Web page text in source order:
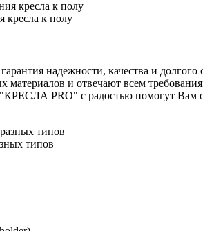
кресла к полу
надежности, качества и
материалов и отвечают всем
PRO" с радостью помогут Вам
типов